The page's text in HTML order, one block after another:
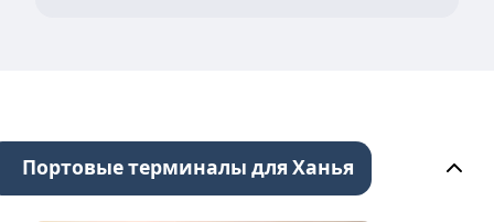
Портовые терминалы для Ханья